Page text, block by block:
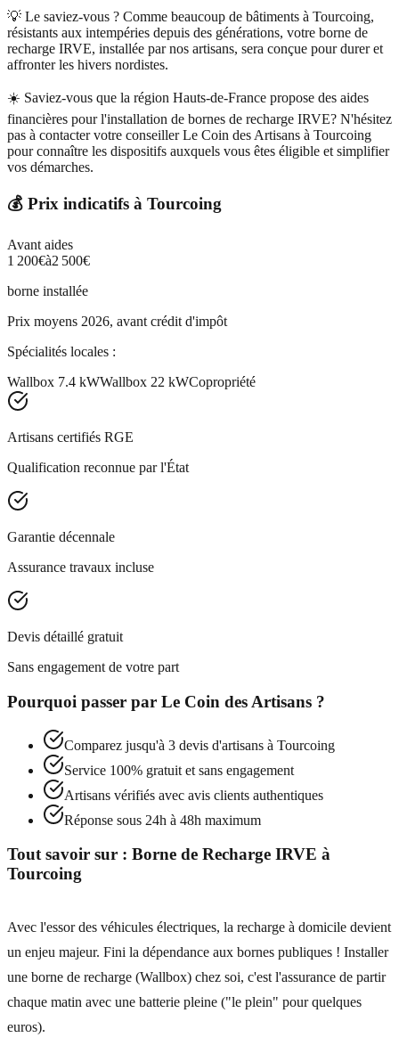
💡 Le saviez-vous ? Comme beaucoup de bâtiments à Tourcoing,
résistants aux intempéries depuis des générations, votre borne de
recharge IRVE, installée par nos artisans, sera conçue pour durer et
affronter les hivers nordistes.
☀️ Saviez-vous que la région Hauts-de-France propose des aides
financières pour l'installation de bornes de recharge IRVE? N'hésitez
pas à contacter votre conseiller Le Coin des Artisans à Tourcoing
pour connaître les dispositifs auxquels vous êtes éligible et simplifier
vos démarches.
💰 Prix indicatifs à Tourcoing
Avant aides
1 200€à2 500€
borne installée
Prix moyens 2026, avant crédit d'impôt
Spécialités locales :
Wallbox 7.4 kWWallbox 22 kWCopropriété
Artisans certifiés RGE
Qualification reconnue par l'État
Garantie décennale
Assurance travaux incluse
Devis détaillé gratuit
Sans engagement de votre part
Pourquoi passer par Le Coin des Artisans ?
Comparez jusqu'à 3 devis d'artisans à Tourcoing
Service 100% gratuit et sans engagement
Artisans vérifiés avec avis clients authentiques
Réponse sous 24h à 48h maximum
Tout savoir sur : Borne de Recharge IRVE à
Tourcoing
Avec l'essor des véhicules électriques, la recharge à domicile devient
un enjeu majeur. Fini la dépendance aux bornes publiques ! Installer
une borne de recharge (Wallbox) chez soi, c'est l'assurance de partir
chaque matin avec une batterie pleine ("le plein" pour quelques
euros).